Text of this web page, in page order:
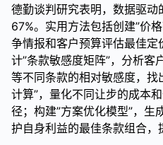
德勤谈判研究表明，数据驱
67%。实用方法包括创建”价
争情报和客户预算评估最佳
计”条款敏感度矩阵”，分析客
等不同条款的相对敏感度，找
计算”，量化不同让步的成本
径；构建”方案优化模型”，
护自身利益的最佳条款组合，